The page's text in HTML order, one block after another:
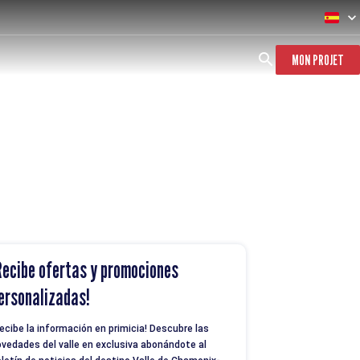
MON PROJET
ofertas y promociones
la información en primicia! Descubre las
del valle en exclusiva abonándote al